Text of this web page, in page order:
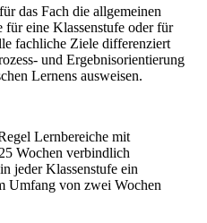
das Fach die allgemeinen
für eine Klassenstufe oder für
fachliche Ziele differenziert
und Ergebnisorientierung
Lernens ausweisen.
Lernbereiche mit
Wochen verbindlich
jeder Klassenstufe ein
Umfang von zwei Wochen